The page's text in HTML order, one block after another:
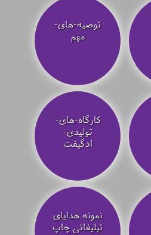
توصیه‌-های-
مهم
کارگاه-های-
تولیدی-
ادگیفت
نمونه هدایای
تبلیغاتی چاپ